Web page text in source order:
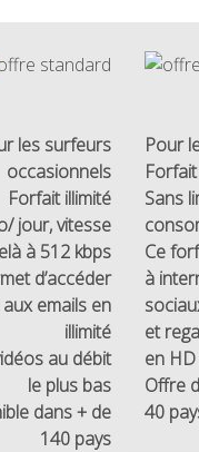
les surfeurs
occasionnels
Forfait illimité
jour, vitesse
à 512 kbps
d’accéder
emails en
illimité
au débit
le plus bas
dans + de
140 pays
Pour
Sans
Ce
à
et
en
Offre
40